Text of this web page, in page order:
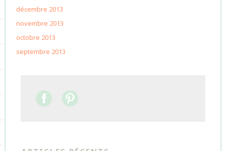
décembre 2013
novembre 2013
octobre 2013
septembre 2013